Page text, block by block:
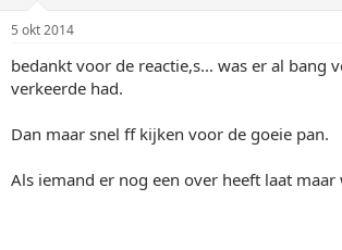
5 okt 2014
bedankt voor de reactie,s... was er al bang
verkeerde had.
Dan maar snel ff kijken voor de goeie pan.
Als iemand er nog een over heeft laat maar